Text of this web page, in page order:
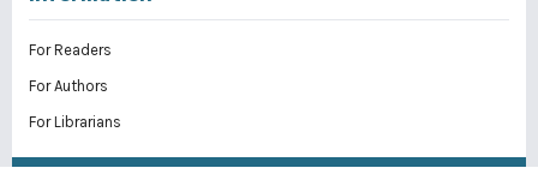
For Readers
For Authors
For Librarians